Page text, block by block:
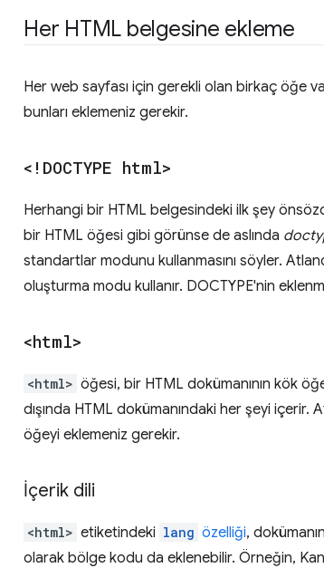
Her HTML belgesine ekleme
Her web sayfası için gerekli olan birkaç öğe
bunları eklemeniz gerekir.
<!DOCTYPE html>
Herhangi bir HTML belgesindeki ilk şey
bir HTML öğesi gibi görünse de aslında
standartlar modunu kullanmasını söyler.
oluşturma modu kullanır. DOCTYPE'nin
<html>
<html> öğesi, bir HTML dokümanının kök
dışında HTML dokümanındaki her şeyi içerir.
öğeyi eklemeniz gerekir.
İçerik dili
<html> etiketindeki lang özelliği,
olarak bölge kodu da eklenebilir. Örneğin,